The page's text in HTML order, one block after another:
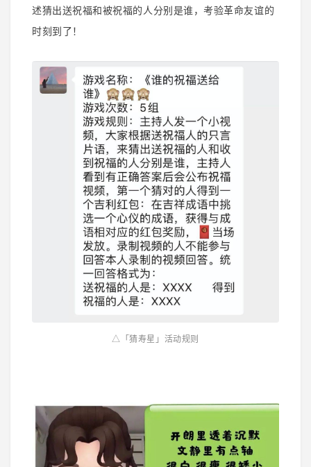
述猜出送祝福和被祝福的人分别是谁，考验革命友谊的
时刻到了！
△「猜寿星」活动规则